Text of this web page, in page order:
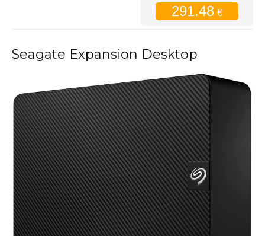
291.48 €
Seagate Expansion Desktop